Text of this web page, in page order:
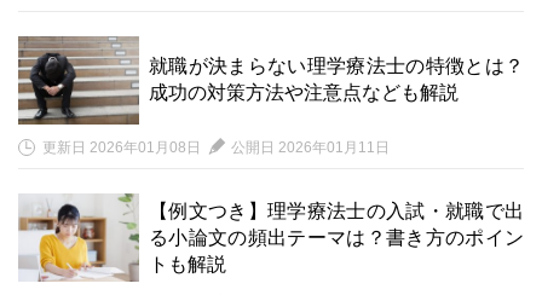
就職が決まらない理学療法士の特徴とは？
成功の対策方法や注意点なども解説
更新日 2026年01月08日 公開日 2026年01月11日
【例文つき】理学療法士の入試・就職で出
る小論文の頻出テーマは？書き方のポイン
トも解説